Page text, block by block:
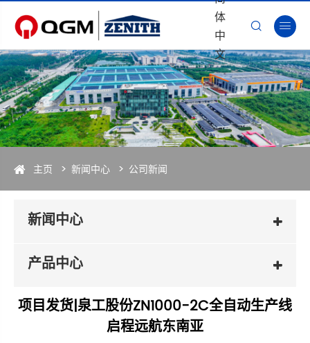
体
中
文
 
主页 新闻中心 公司新闻
新闻中心
产品中心
项目发货|泉工股份ZN1000-2C全自动生产线
启程远航东南亚